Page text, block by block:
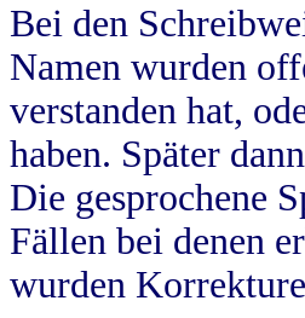
Bei den
Namen wurden
verstanden hat,
haben. Später
Die gesprochene
Fällen bei denen
wurden